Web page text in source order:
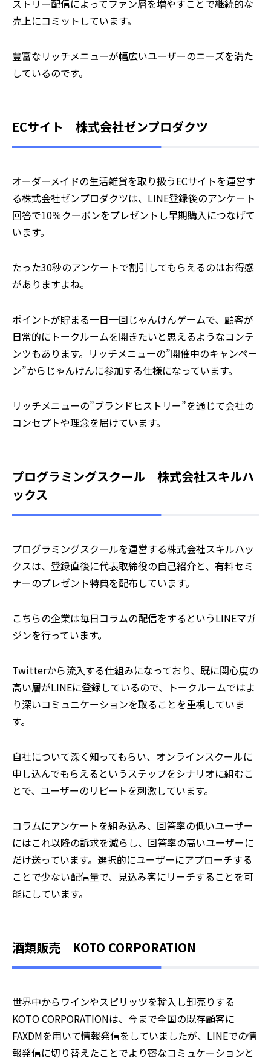
ストリー配信によってファン層を増やすことで継続的な
売上にコミットしています。
豊富なリッチメニューが幅広いユーザーのニーズを満た
しているのです。
ECサイト 株式会社ゼンプロダクツ
オーダーメイドの生活雑貨を取り扱うECサイトを運営す
る株式会社ゼンプロダクツは、LINE登録後のアンケート
回答で10％クーポンをプレゼントし早期購入につなげて
います。
たった30秒のアンケートで割引してもらえるのはお得感
がありますよね。
ポイントが貯まる一日一回じゃんけんゲームで、顧客が
日常的にトークルームを開きたいと思えるようなコンテ
ンツもあります。リッチメニューの”開催中のキャンペー
ン”からじゃんけんに参加する仕様になっています。
リッチメニューの”ブランドヒストリー”を通じて会社の
コンセプトや理念を届けています。
プログラミングスクール 株式会社スキルハ
ックス
プログラミングスクールを運営する株式会社スキルハッ
クスは、登録直後に代表取締役の自己紹介と、有料セミ
ナーのプレゼント特典を配布しています。
こちらの企業は毎日コラムの配信をするというLINEマガ
ジンを行っています。
Twitterから流入する仕組みになっており、既に関心度の
高い層がLINEに登録しているので、トークルームではよ
り深いコミュニケーションを取ることを重視していま
す。
自社について深く知ってもらい、オンラインスクールに
申し込んでもらえるというステップをシナリオに組むこ
とで、ユーザーのリピートを刺激しています。
コラムにアンケートを組み込み、回答率の低いユーザー
にはこれ以降の訴求を減らし、回答率の高いユーザーに
だけ送っています。選択的にユーザーにアプローチする
ことで少ない配信量で、見込み客にリーチすることを可
能にしています。
酒類販売 KOTO CORPORATION
世界中からワインやスピリッツを輸入し卸売りする
KOTO CORPORATIONは、今まで全国の既存顧客に
FAXDMを用いて情報発信をしていましたが、LINEでの情
報発信に切り替えたことでより密なコミュケーションと